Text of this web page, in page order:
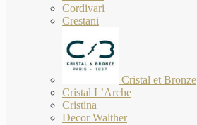
Cordivari
Crestani
Cristal et Bronze
Cristal L’Arche
Cristina
Decor Walther